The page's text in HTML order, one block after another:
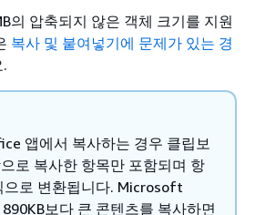
의 압축되지 않은 객체 크기를 지원
복사 및 붙여넣기에 문제가 있는 경
앱에서 복사하는 경우 클립보
로 복사한 항목만 포함되며 항
으로 변환됩니다. Microsoft
보다 큰 콘텐츠를 복사하면